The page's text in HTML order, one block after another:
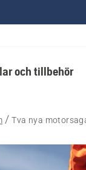
och tillbehör
Tva nya